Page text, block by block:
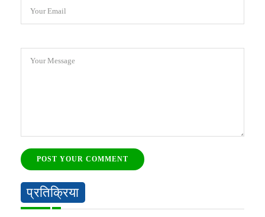
Your Email
Your Message
POST YOUR COMMENT
प्रतिक्रिया